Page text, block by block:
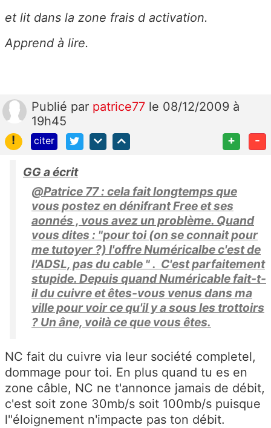
et lit dans la zone frais d activation.
Apprend à lire.
Publié par patrice77 le 08/12/2009 à
19h45
!
citer + -
GG a écrit
@Patrice 77 : cela fait longtemps que
vous postez en dénifrant Free et ses
aonnés , vous avez un problème. Quand
vous dites : "pour toi (on se connait pour
me tutoyer ?) l'offre Numéricalbe c'est de
l'ADSL, pas du cable " . C'est parfaitement
stupide. Depuis quand Numéricable fait-t-
il du cuivre et êtes-vous venus dans ma
ville pour voir ce qu'il y a sous les trottoirs
? Un âne, voilà ce que vous êtes.
NC fait du cuivre via leur société completel,
dommage pour toi. En plus quand tu es en
zone câble, NC ne t'annonce jamais de débit,
c'est soit zone 30mb/s soit 100mb/s puisque
l"éloignement n'impacte pas ton débit.